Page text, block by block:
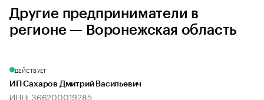
Другие предприниматели в
регионе — Воронежская область
ДЕЙСТВУЕТ
ИП Сахаров Дмитрий Васильевич
ИНН: 366200019285